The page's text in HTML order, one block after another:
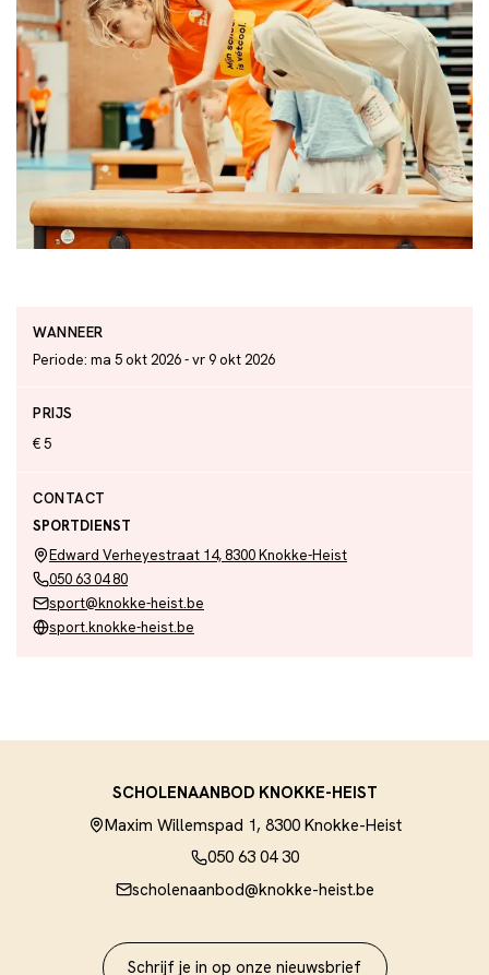
WANNEER
Periode: ma 5 okt 2026 - vr 9 okt 2026
PRIJS
€ 5
CONTACT
SPORTDIENST
Edward Verheyestraat 14, 8300 Knokke-Heist
050 63 04 80
sport@knokke-heist.be
sport.knokke-heist.be
SCHOLENAANBOD KNOKKE-HEIST
Maxim Willemspad 1, 8300 Knokke-Heist
050 63 04 30
scholenaanbod@knokke-heist.be
Schrijf je in op onze nieuwsbrief